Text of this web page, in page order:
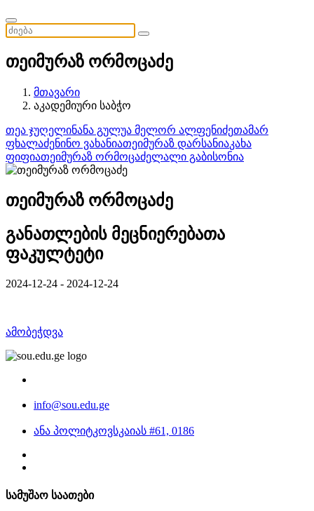
თეიმურაზ ორმოცაძე
მთავარი
აკადემიური საბჭო
თეა ჯუღელინანა გულუა მელორ ალფენიძეთამარ
ფხალაძენინო ვახანიათეიმურაზ დარსანიაკახა
ფიფიათეიმურაზ ორმოცაძელალი გაბისონია
თეიმურაზ ორმოცაძე
განათლების მეცნიერებათა
ფაკულტეტი
2024-12-24 - 2024-12-24
ამობეჭდვა
info@sou.edu.ge
ანა პოლიტკოვსკაიას #61, 0186
სამუშაო საათები